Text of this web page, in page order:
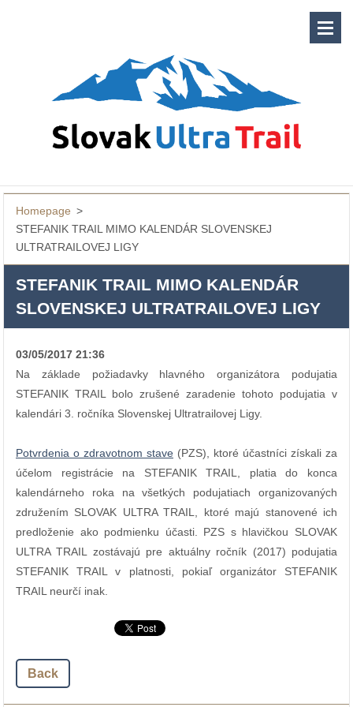
Homepage >
STEFANIK TRAIL MIMO KALENDÁR SLOVENSKEJ
ULTRATRAILOVEJ LIGY
STEFANIK TRAIL MIMO KALENDÁR
SLOVENSKEJ ULTRATRAILOVEJ LIGY
03/05/2017 21:36
Na základe požiadavky hlavného organizátora podujatia
STEFANIK TRAIL bolo zrušené zaradenie tohoto podujatia v
kalendári 3. ročníka Slovenskej Ultratrailovej Ligy.
Potvrdenia o zdravotnom stave (PZS), ktoré účastníci získali za
účelom registrácie na STEFANIK TRAIL, platia do konca
kalendárneho roka na všetkých podujatiach organizovaných
združením SLOVAK ULTRA TRAIL, ktoré majú stanovené ich
predloženie ako podmienku účasti. PZS s hlavičkou SLOVAK
ULTRA TRAIL zostávajú pre aktuálny ročník (2017) podujatia
STEFANIK TRAIL v platnosti, pokiaľ organizátor STEFANIK
TRAIL neurčí inak.
Back